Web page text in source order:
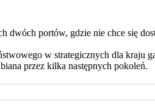
dwóch portów, gdzie nie chce się
w strategicznych dla kraju
przez kilka następnych pokoleń.